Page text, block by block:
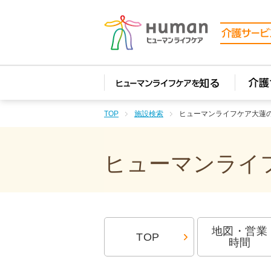
TOP 施設検索 ヒューマンライフケア大蓮
ヒューマンライ
TOP
地図・営業
時間